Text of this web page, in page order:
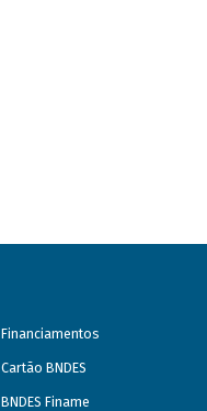
Financiamentos
Cartão BNDES
BNDES Finame